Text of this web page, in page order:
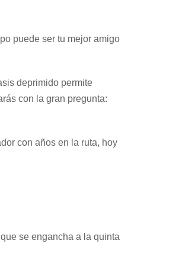
puede ser tu mejor amigo
deprimido permite
con la gran pregunta:
con años en la ruta, hoy
se engancha a la quinta